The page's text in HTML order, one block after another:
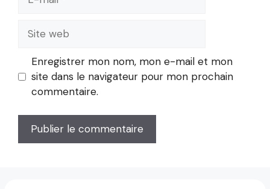
mail
Site
web
Enregistrer mon nom, mon e-mail et mon
site dans le navigateur pour mon prochain
commentaire.